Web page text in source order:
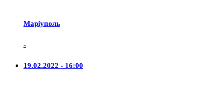
Маріуполь
-
19.02.2022 - 16:00